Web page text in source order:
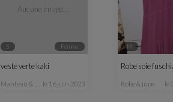
Aucune image...
S femme
veste verte kaki
manteau & veste le 16 juin 2023
M
robe & jupe le